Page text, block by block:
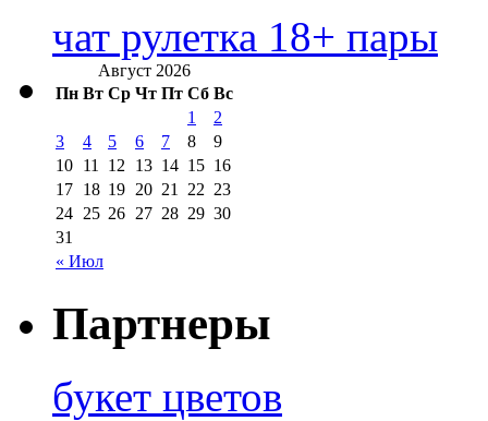
чат рулетка 18+ пары
Август 2026
Пн Вт Ср Чт Пт Сб Вс
« Июл
1
2
3
4 5 6 7 8
9
10 11 12 13 14 15 16
17 18 19 20 21 22 23
24 25 26 27 28 29 30
31
Партнеры
букет цветов